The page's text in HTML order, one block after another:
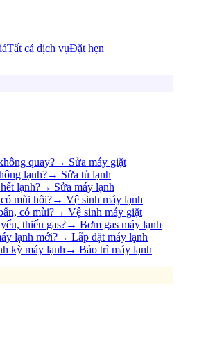
Tất cả dịch vụĐặt hẹn
quay?→ Sửa máy giặt
lạnh?→ Sửa tủ lạnh
lạnh?→ Sửa máy lạnh
mùi hôi?→ Vệ sinh máy lạnh
có mùi?→ Vệ sinh máy giặt
thiếu gas?→ Bơm gas máy lạnh
lạnh mới?→ Lắp đặt máy lạnh
kỳ máy lạnh→ Bảo trì máy lạnh